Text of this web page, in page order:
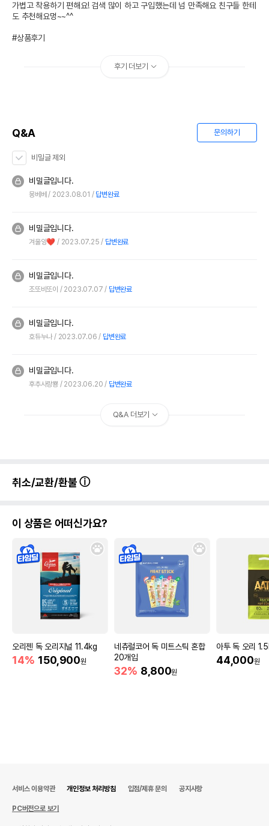
가볍고 착용하기 편해요! 검색 많이 하고 구입했는데 넘 만족해요 친구들 한테
도 추천해요멍~~^^
#상품후기
후기 더보기
Q&A 문의하기
비밀글 제외
비밀글입니다.
몽베베 2023.08.01 답변완료
비밀글입니다.
겨울잉❤️ 2023.07.25 답변완료
비밀글입니다.
조또비또이 2023.07.07 답변완료
비밀글입니다.
호듀누나 2023.07.06 답변완료
비밀글입니다.
후추사랑뿅 2023.06.20 답변완료
Q&A 더보기
취소/교환/환불
이 상품은 어떠신가요?
오리젠 독 오리지널 11.4kg
14% 150,900원
네츄럴코어 독 미트스틱 혼합
20개입
32% 8,800원
아투 독 오리
44,000원
서비스 이용약관 개인정보 처리방침 입점/제휴 문의 공지사항
PC버전으로 보기